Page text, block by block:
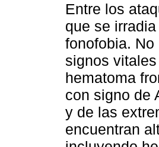
Entre los
que se
fonofobia.
signos
hematoma
con signo de
y de las
encuentran